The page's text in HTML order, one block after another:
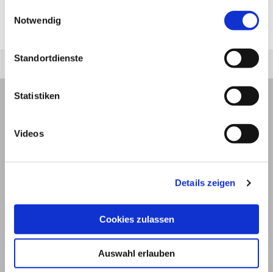
Notwendig
Standortdienste
Statistiken
Videos
Details zeigen
Cookies zulassen
Auswahl erlauben
Autor*innen
© 2026